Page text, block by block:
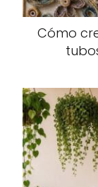
Cómo